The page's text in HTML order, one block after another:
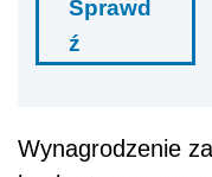
Sprawd
ź
Wynagrodzenie